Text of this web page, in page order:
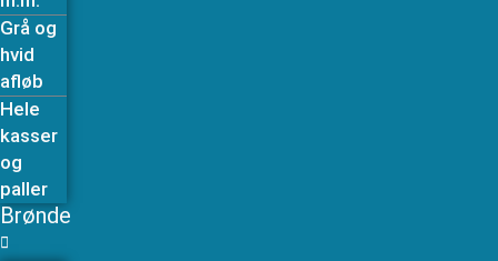
Grå og
hvid
afløb
Hele
kasser
og
paller
Brønde